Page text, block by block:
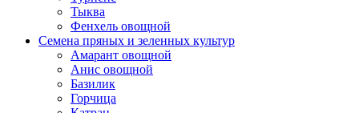
Тыква
Фенхель овощной
Семена пряных и зеленных культур
Амарант овощной
Анис овощной
Базилик
Горчица